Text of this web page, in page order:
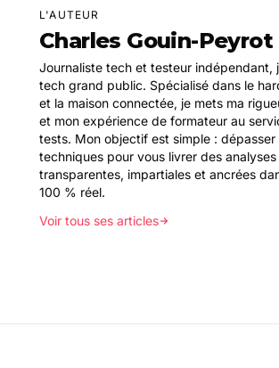
L'AUTEUR
Charles Gouin-Peyrot
Journaliste tech et testeur indépendant,
tech grand public. Spécialisé dans le
et la maison connectée, je mets ma
et mon expérience de formateur au
tests. Mon objectif est simple : dépasser
techniques pour vous livrer des analyses
transparentes, impartiales et ancrées
100 % réel.
Voir tous ses articles